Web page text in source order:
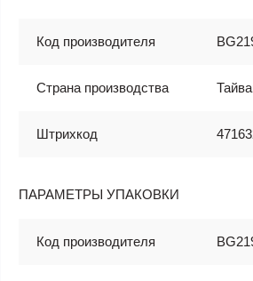
Код производителя
Страна производства
Штрихкод
ПАРАМЕТРЫ УПАКОВКИ
Код производителя